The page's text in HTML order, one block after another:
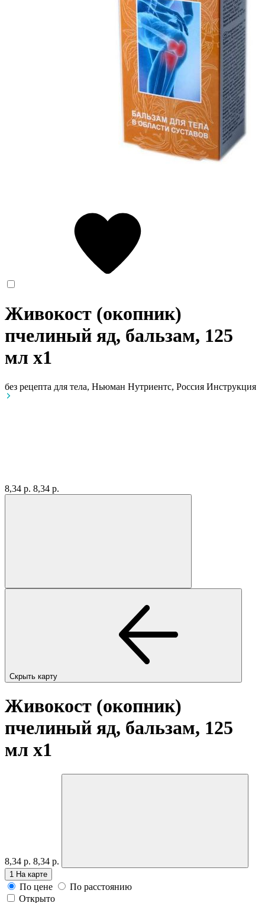
Живокост (окопник)
пчелиный яд, бальзам, 125
мл x1
без рецепта для тела, Ньюман Нутриентс, Россия Инструкция
8,34 р. 8,34 р.
Скрыть карту
Живокост (окопник)
пчелиный яд, бальзам, 125
мл x1
8,34 р. 8,34 р.
1 На карте
По цене
По расстоянию
Открыто